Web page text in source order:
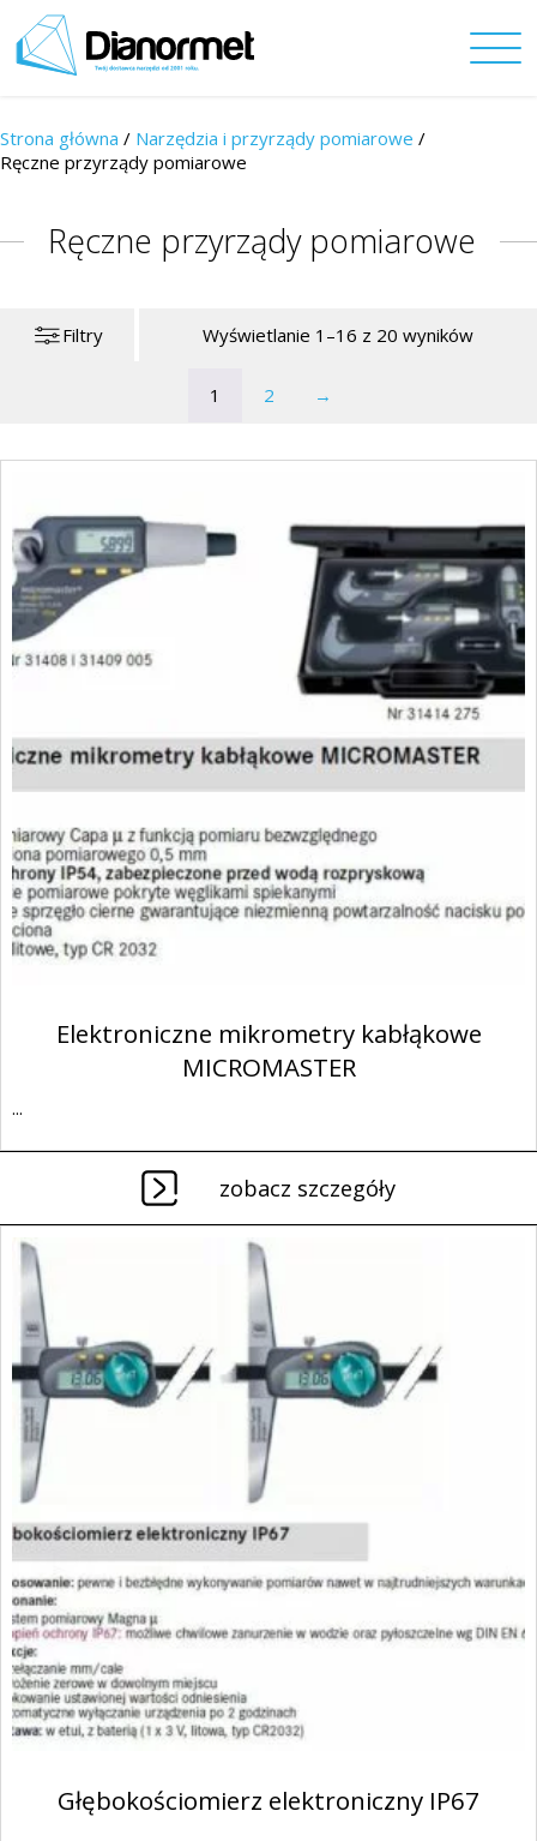
Strona główna / Narzędzia i przyrządy pomiarowe /
Ręczne przyrządy pomiarowe
Ręczne przyrządy pomiarowe
Filtry Wyświetlanie 1–16 z 20 wyników
1 2 →
Elektroniczne mikrometry kabłąkowe
MICROMASTER
...
zobacz szczegóły
Głębokościomierz elektroniczny IP67